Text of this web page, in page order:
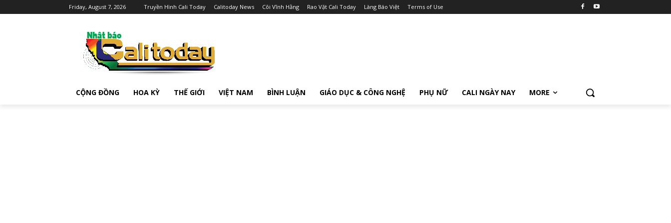
Friday, August 7, 2026 Truyền Hình Cali Today Calitoday News Cõi Vĩnh Hằng Rao Vặt Cali Today Làng Báo Việt Terms of Use
CỘNG ĐỒNG HOA KỲ THẾ GIỚI VIỆT NAM BÌNH LUẬN GIÁO DỤC & CÔNG NGHỆ PHỤ NỮ CALI NGÀY NAY MORE